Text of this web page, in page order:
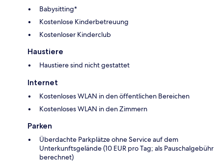
Babysitting*
Kostenlose Kinderbetreuung
Kostenloser Kinderclub
Haustiere
Haustiere sind nicht gestattet
Internet
Kostenloses WLAN in den öffentlichen Bereichen
Kostenloses WLAN in den Zimmern
Parken
Überdachte Parkplätze ohne Service auf dem
Unterkunftsgelände (10 EUR pro Tag; als Pauschalgebühr
berechnet)